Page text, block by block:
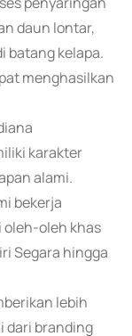
daun lontar,
batang kelapa.
menghasilkan
karakter
alami.
bekerja
oleh-oleh khas
Segara hingga
lebih
dari branding